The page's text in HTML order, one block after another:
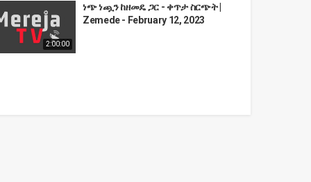
2:00:00
ነጭ ነጯን ከዘመዴ ጋር - ቀጥታ ስርጭት |
Zemede - February 12, 2023